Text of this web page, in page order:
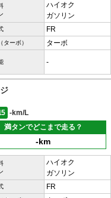
ハイオク
ガソリン
FR
ターボ） ターボ
-
-km/L
満タンでどこまで走る？
-km
ハイオク
ガソリン
FR